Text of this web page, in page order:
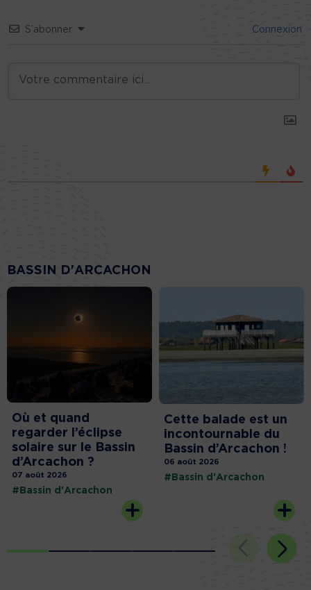
S’abonner Connexion
BASSIN D'ARCACHON
Où et quand
regarder l’éclipse
solaire sur le Bassin
d’Arcachon ?
07 août 2026
#Bassin d'Arcachon
Cette balade est un
incontournable du
Bassin d’Arcachon !
06 août 2026
#Bassin d'Arcachon